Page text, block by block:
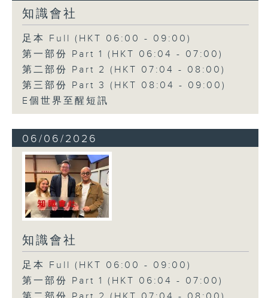
知識會社
足本 Full (HKT 06:00 - 09:00)
第一部份 Part 1 (HKT 06:04 - 07:00)
第二部份 Part 2 (HKT 07:04 - 08:00)
第三部份 Part 3 (HKT 08:04 - 09:00)
E個世界至醒短訊
06/06/2026
知識會社
足本 Full (HKT 06:00 - 09:00)
第一部份 Part 1 (HKT 06:04 - 07:00)